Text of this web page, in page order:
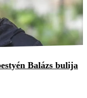
Balázs bulija